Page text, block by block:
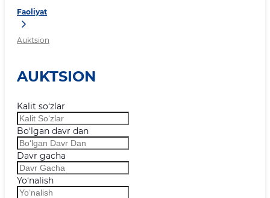
Faoliyat
Auktsion
AUKTSION
Kalit so‘zlar
Bo‘lgan davr dan
Davr gacha
Yo‘nalish